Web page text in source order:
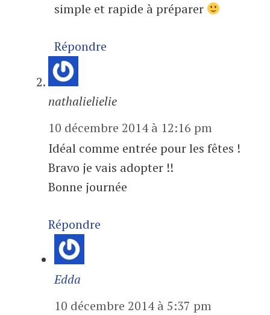
simple et rapide à préparer
Répondre
nathalielielie
10 décembre 2014 à 12:16 pm
Idéal comme entrée pour les fêtes !
Bravo je vais adopter !!
Bonne journée
Répondre
Edda
10 décembre 2014 à 5:37 pm